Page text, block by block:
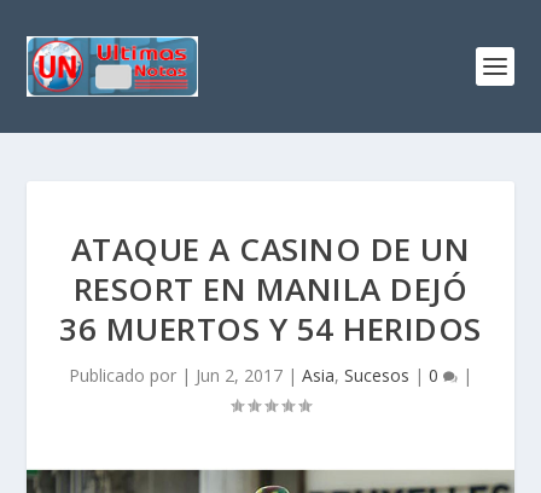
ATAQUE A CASINO DE UN
RESORT EN MANILA DEJÓ
36 MUERTOS Y 54 HERIDOS
Publicado por | Jun 2, 2017 | Asia, Sucesos | 0 |